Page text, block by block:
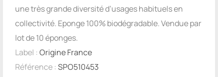
une très grande diversité d’usages habituels en
collectivité. Eponge 100% biodégradable. Vendue par
lot de 10 éponges.
Label : Origine France
Référence : SPO510453